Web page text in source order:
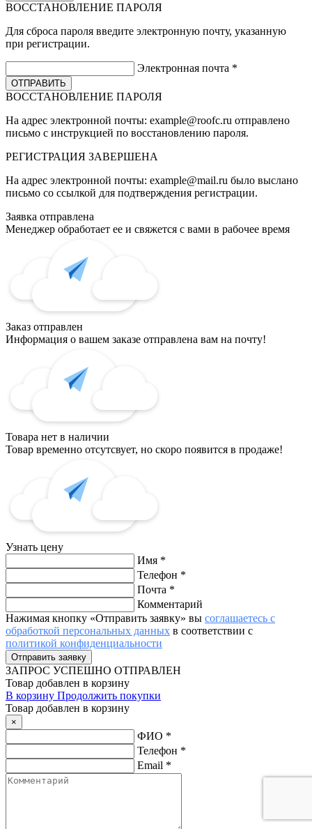
ВОССТАНОВЛЕНИЕ ПАРОЛЯ
Для сброса пароля введите электронную почту, указанную
при регистрации.
Электронная почта *
ВОССТАНОВЛЕНИЕ ПАРОЛЯ
На адрес электронной почты: example@roofc.ru отправлено
письмо с инструкцией по восстановлению пароля.
РЕГИСТРАЦИЯ ЗАВЕРШЕНА
На адрес электронной почты: example@mail.ru было выслано
письмо со ссылкой для подтверждения регистрации.
Заявка отправлена
Менеджер обработает ее и свяжется с вами в рабочее время
Заказ отправлен
Информация о вашем заказе отправлена вам на почту!
Товара нет в наличии
Товар временно отсутсвует, но скоро появится в продаже!
Узнать цену
Имя *
Телефон *
Почта *
Комментарий
Нажимая кнопку «Отправить заявку» вы соглашаетесь с
обработкой персональных данных в соответствии с
политикой конфиденциальности
ЗАПРОС УСПЕШНО ОТПРАВЛЕН
Товар добавлен в корзину
В корзину Продолжить покупки
Товар добавлен в корзину
×
ФИО *
Телефон *
Email *